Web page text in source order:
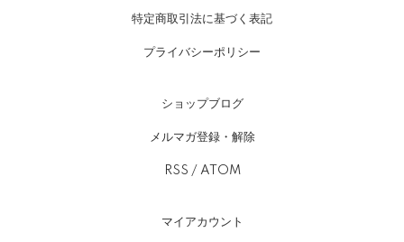
特定商取引法に基づく表記
プライバシーポリシー
ショップブログ
メルマガ登録・解除
RSS / ATOM
マイアカウント